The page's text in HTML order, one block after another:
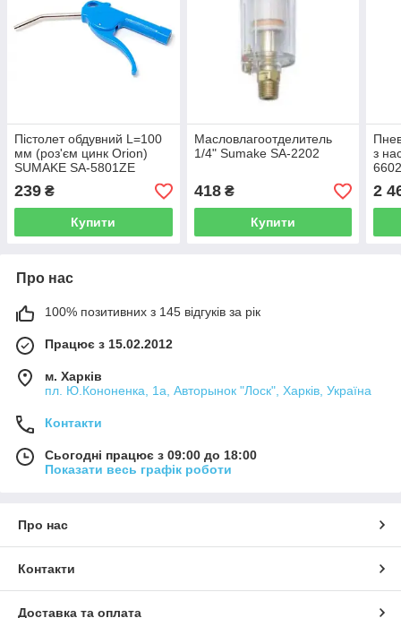
Пістолет обдувний L=100
мм (роз'єм цинк Orion)
SUMAKE SA-5801ZE
239 ₴
Купити
Масловлагоотделитель
1/4" Sumake SA-2202
418₴
Купити
з
2
Про нас
100% позитивних з 145 відгуків за рік
Працює з 15.02.2012
м. Харків
пл. Ю.Кононенка, 1а, Авторынок "Лоск", Харків, Україна
Контакти
Сьогодні працює з 09:00 до 18:00
Показати весь графік роботи
Про нас
Контакти
Доставка та оплата